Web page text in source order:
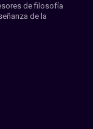
de filosofía
de la